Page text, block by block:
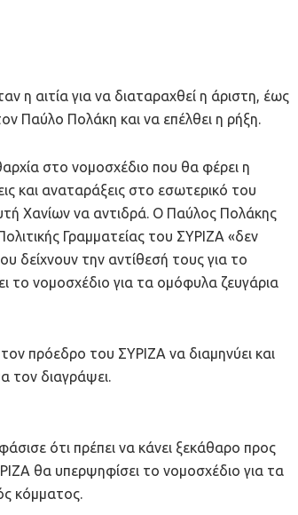
η αιτία για να διαταραχθεί η άριστη, έως
Παύλο Πολάκη και να επέλθει η ρήξη.
στο νομοσχέδιο που θα φέρει η
και αναταράξεις στο εσωτερικό του
Χανίων να αντιδρά. Ο Παύλος Πολάκης
Γραμματείας του ΣΥΡΙΖΑ «δεν
δείχνουν την αντίθεσή τους για το
το νομοσχέδιο για τα ομόφυλα ζευγάρια
πρόεδρο του ΣΥΡΙΖΑ να διαμηνύει και
τον διαγράψει.
ότι πρέπει να κάνει ξεκάθαρο προς
θα υπερψηφίσει το νομοσχέδιο για τα
κόμματος.